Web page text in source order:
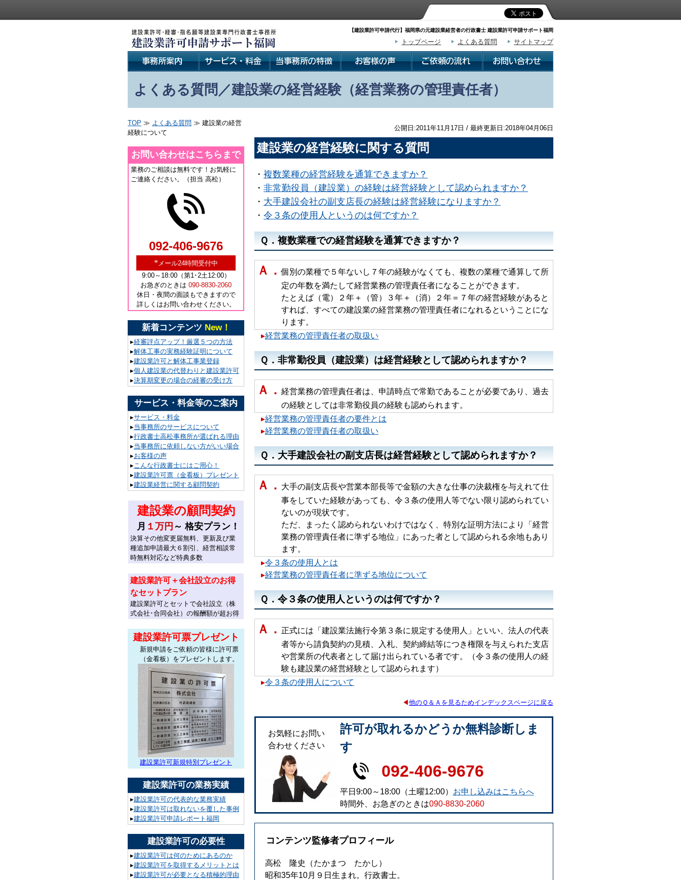
【建設業許可申請代行】福岡県の元建設業経営者の行政書士 建設業許可申請サポート福岡
トップページ よくある質問 サイトマップ
よくある質問／建設業の経営経験（経営業務の管理責任者）
公開日:2011年11月17日 / 最終更新日:2018年04月06日
建設業の経営経験に関する質問
・ 複数業種の経営経験を通算できますか？
・ 非常勤役員（建設業）の経験は経営経験として認められますか？
・ 大手建設会社の副支店長の経験は経営経験になりますか？
・ 令３条の使用人というのは何ですか？
Ｑ．複数業種での経営経験を通算できますか？
Ａ．個別の業種で５年ないし７年の経験がなくても、複数の業種で通算して所
定の年数を満たして経営業務の管理責任者になることができます。
たとえば（電）２年＋（管）３年＋（消）２年＝７年の経営経験があると
すれば、すべての建設業の経営業務の管理責任者になれるということにな
ります。
▸経営業務の管理責任者の取扱い
Ｑ．非常勤役員（建設業）は経営経験として認められますか？
Ａ． 経営業務の管理責任者は、申請時点で常勤であることが必要であり、過去
の経験としては非常勤役員の経験も認められます。
▸経営業務の管理責任者の要件とは
▸経営業務の管理責任者の取扱い
Ｑ．大手建設会社の副支店長は経営経験として認められますか？
Ａ． 大手の副支店長や営業本部長等で金額の大きな仕事の決裁権を与えれて仕
事をしていた経験があっても、令３条の使用人等でない限り認められてい
ないのが現状です。
ただ、まったく認められないわけではなく、特別な証明方法により「経営
業務の管理責任者に準ずる地位」にあった者として認められる余地もあり
ます。
▸令３条の使用人とは
▸経営業務の管理責任者に準ずる地位について
Ｑ．令３条の使用人というのは何ですか？
Ａ． 正式には「建設業法施行令第３条に規定する使用人」といい、法人の代表
者等から請負契約の見積、入札、契約締結等につき権限を与えられた支店
や営業所の代表者として届け出られている者です。（令３条の使用人の経
験も建設業の経営経験として認められます）
▸令３条の使用人について
◀他のＱ＆Ａを見るためインデックスページに戻る
お気軽にお問い
合わせください
許可が取れるかどうか無料診断しま
す
092-406-9676
平日9:00～18:00（土曜12:00） お申し込みはこちらへ
時間外、お急ぎのときは090-8830-2060
コンテンツ監修者プロフィール
高松 隆史
（たかまつ たかし）
昭和35年10月９日生まれ。行政書士。
TOP ≫ よくある質問 ≫ 建設業の経営
経験について
お問い合わせはこちらまで
業務のご相談は無料です！お気軽に
ご連絡ください。（担当 高松）
092-406-9676
* メール24時間受付中
9:00～18:00（第1･2土12:00）
お急ぎのときは 090-8830-2060
休日・夜間の面談もできますので
詳しくはお問い合わせください。
新着コンテンツ New！
▸経審評点アップ！厳選５つの方法
▸解体工事の実務経験証明について
▸建設業許可と解体工事業登録
▸個人建設業の代替わりと建設業許可
▸決算期変更の場合の経審の受け方
サービス・料金等のご案内
▸サービス・料金
▸当事務所のサービスについて
▸行政書士高松事務所が選ばれる理由
▸当事務所に依頼しない方がいい場合
▸お客様の声
▸こんな行政書士にはご用心！
▸建設業許可票（金看板）プレゼント
▸建設業経営に関する顧問契約
建設業の顧問契約
月 １万円 ～ 格安プラン！
決算その他変更届無料、更新及び業
種追加申請最大６割引、経営相談常
時無料対応など特典多数
建設業許可＋会社設立のお得
なセットプラン
建設業許可とセットで会社設立（株
式会社･合同会社）の報酬額が超お得
建設業許可票プレゼント
新規申請をご依頼の皆様に許可票
（金看板）をプレゼントします。
建設業許可新規特別プレゼント
建設業許可の業務実績
▸建設業許可の代表的な業務実績
▸建設業許可は取れないを覆した事例
▸建設業許可申請レポート福岡
建設業許可の必要性
▸建設業許可は何のためにあるのか
▸建設業許可を取得するメリットとは
▸建設業許可が必要となる積極的理由